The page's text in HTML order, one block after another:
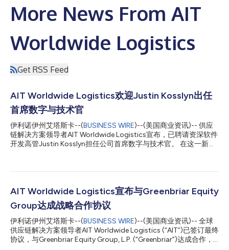
More News From AIT
Worldwide Logistics
Get RSS Feed
AIT Worldwide Logistics欢迎Justin Kosslyn出任
首席数字与技术官
伊利诺伊州艾塔斯卡--(BUSINESS WIRE)--(美国商业资讯)-- 供应
链解决方案领导者AIT Worldwide Logistics宣布，已聘请资深软件
开发高管Justin Kosslyn担任公司首席数字与技术官。 在这一新设
目的同时，加速在全公司范围内构建下一代一体化数字、数据、AI
创新中心的众多企业提供服务的卓越往绩，我们相信，他带来的前
瞻性视角将有助于AIT引领物流行业的下一轮变革。在AIT打造更互
联、更具可扩展性且以客户为中心的技术解决方案之际，他在构建
数字产品和领导技术团队方面的经验，将与AIT内部深厚的物流、
基础设施、网络安全、数据和AI专业知识形成互补。” Tholan指
出，将Kosslyn纳入高管团队将进一步巩固AIT强大的技术基础，并
将通过真正的数字化转型强化组织架构，从而将全球众多不同类型
AIT Worldwide Logistics宣布与Greenbriar Equity
Group达成战略合作协议
伊利诺伊州艾塔斯卡--(BUSINESS WIRE)--(美国商业资讯)-- 全球
供应链解决方案领导者AIT Worldwide Logistics (“AIT”)已签订最终
协议，与Greenbriar Equity Group, L.P. (“Greenbriar”)达成合作，